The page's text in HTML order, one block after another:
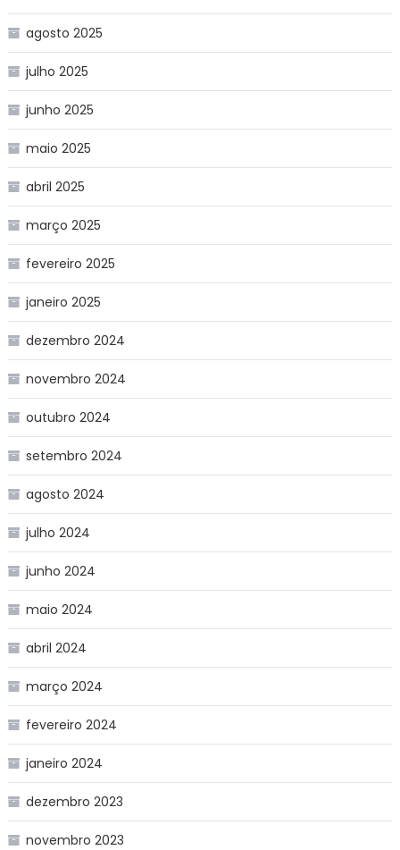
agosto 2025
julho 2025
junho 2025
maio 2025
abril 2025
março 2025
fevereiro 2025
janeiro 2025
dezembro 2024
novembro 2024
outubro 2024
setembro 2024
agosto 2024
julho 2024
junho 2024
maio 2024
abril 2024
março 2024
fevereiro 2024
janeiro 2024
dezembro 2023
novembro 2023